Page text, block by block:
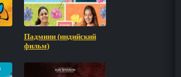
Падмини (индийский
фильм)